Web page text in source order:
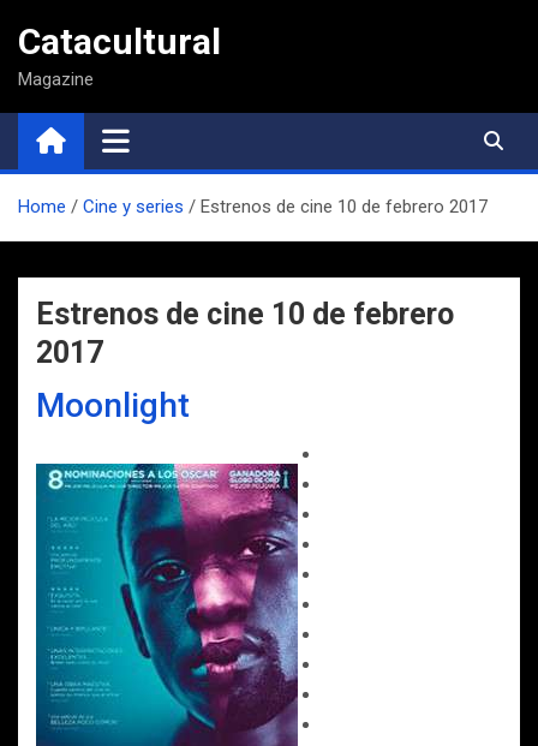
contenido
Catacultural
Magazine
Home Cine y series Estrenos de cine 10 de febrero 2017
Estrenos de cine 10 de febrero
2017
Moonlight